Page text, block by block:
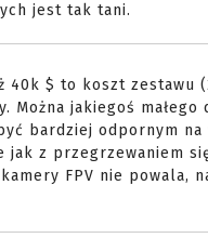
jest tak tani.
40k $ to koszt zestawu
jakiegoś
bardziej odpornym
jak z przegrzewaniem
FPV nie powala,